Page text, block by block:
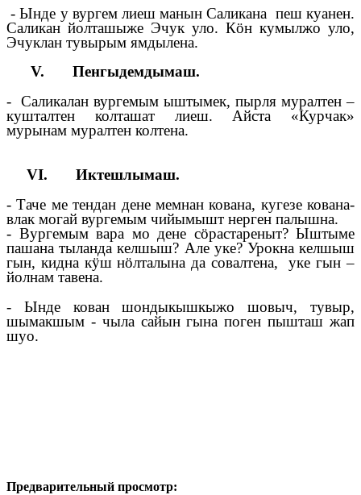
- Ынде у вургем лиеш манын Саликана пеш куанен.
Саликан йолташыже Эчук уло. Кӧн кумылжо уло,
Эчуклан тувырым ямдылена.
V. Пенгыдемдымаш.
- Саликалан вургемым ыштымек, пырля муралтен –
кушталтен колташат лиеш. Айста «Курчак»
мурынам муралтен колтена.
VΙ. Иктешлымаш.
- Таче ме тендан дене мемнан кована, кугезе кована-
влак могай вургемым чийымышт нерген палышна.
- Вургемым вара мо дене сӧрастареныт? Ыштыме
пашана тыланда келшыш? Але уке? Урокна келшыш
гын, кидна кӱш нӧлталына да совалтена, уке гын –
йолнам тавена.
- Ынде кован шондыкышкыжо шовыч, тувыр,
шымакшым - чыла сайын гына поген пышташ жап
шуо.
Предварительный просмотр: